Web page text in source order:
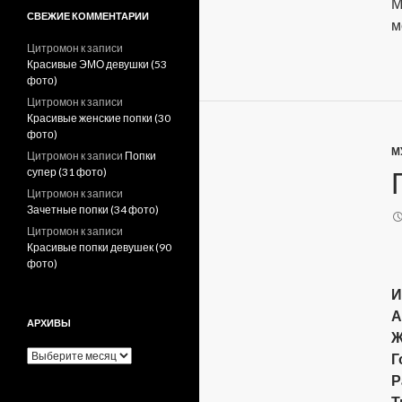
СВЕЖИЕ КОММЕНТАРИИ
Цитромон к записи
Красивые ЭМО девушки (53
фото)
Цитромон к записи
Красивые женские попки (30
фото)
Цитромон к записи Попки
супер (31 фото)
Цитромон к записи
Зачетные попки (34 фото)
Цитромон к записи
Красивые попки девушек (90
фото)
АРХИВЫ
А